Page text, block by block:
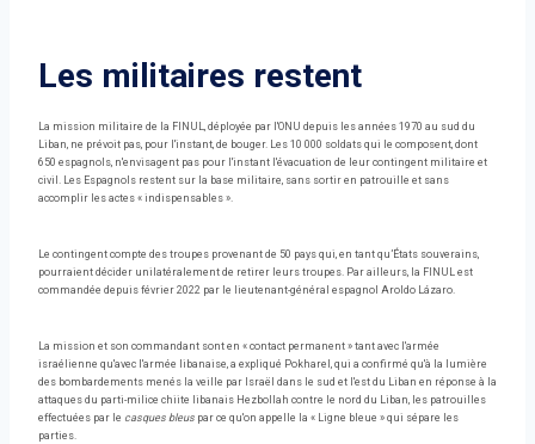
Les militaires restent
La mission militaire de la FINUL, déployée par l'ONU depuis les années 1970 au sud du
Liban, ne prévoit pas, pour l'instant, de bouger. Les 10 000 soldats qui le composent, dont
650 espagnols, n'envisagent pas pour l'instant l'évacuation de leur contingent militaire et
civil. Les Espagnols restent sur la base militaire, sans sortir en patrouille et sans
accomplir les actes « indispensables ».
Le contingent compte des troupes provenant de 50 pays qui, en tant qu’États souverains,
pourraient décider unilatéralement de retirer leurs troupes. Par ailleurs, la FINUL est
commandée depuis février 2022 par le lieutenant-général espagnol Aroldo Lázaro.
La mission et son commandant sont en « contact permanent » tant avec l'armée
israélienne qu'avec l'armée libanaise, a expliqué Pokharel, qui a confirmé qu'à la lumière
des bombardements menés la veille par Israël dans le sud et l'est du Liban en réponse à la
attaques du parti-milice chiite libanais Hezbollah contre le nord du Liban, les patrouilles
effectuées par le casques bleus par ce qu'on appelle la « Ligne bleue » qui sépare les
parties.